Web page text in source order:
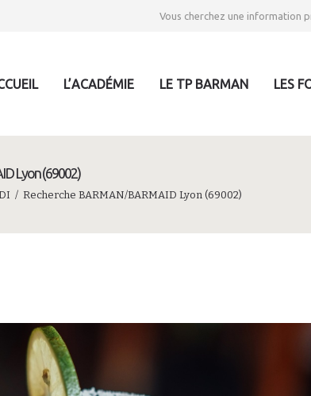
Vous cherchez une information
L’ACADÉMIE LE TP BARMAN LES
Lyon (69002)
Recherche BARMAN/BARMAID Lyon (69002)